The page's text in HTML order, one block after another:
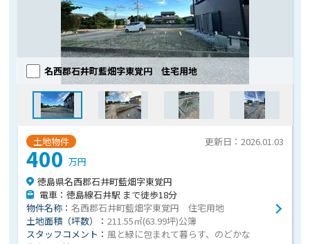
土地物件
名西郡石井町藍畑字東覚円 住宅用地
更新日：2026.01.03
400万円
徳島県名西郡石井町藍畑字東覚円
電車：徳島線石井駅 まで徒歩18分
物件名称：名西郡石井町藍畑字東覚円 住宅用地
土地面積（坪数）：211.55㎡(63.99坪)公簿
スタッフコメント： 風と緑に包まれて暮らす、のどかな